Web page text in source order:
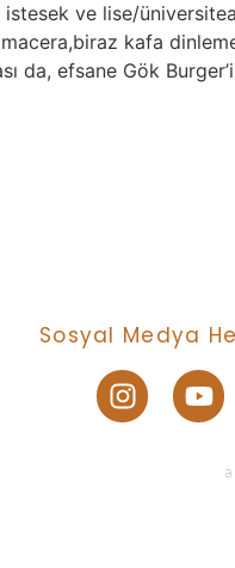
ve lise/
kafa
da, efsane Gök
Sosyal Medya